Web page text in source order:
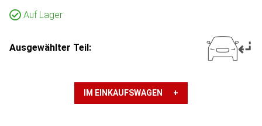
Auf Lager
Ausgewählter Teil:
IM EINKAUFSWAGEN +